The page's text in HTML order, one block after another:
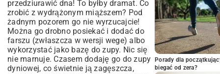
przedziurawić dna! To byłby dramat. Co
zrobić z wydrążonym miąższem? Pod
żadnym pozorem go nie wyrzucajcie!
Można go drobno posiekać i dodać do
farszu (zwłaszcza w wersji wege) albo
wykorzystać jako bazę do zupy. Nic się
nie marnuje. Czasem dodaję go do zupy
dyniowej, co świetnie ją zagęszcza,
Porady dla
biegać od zera?